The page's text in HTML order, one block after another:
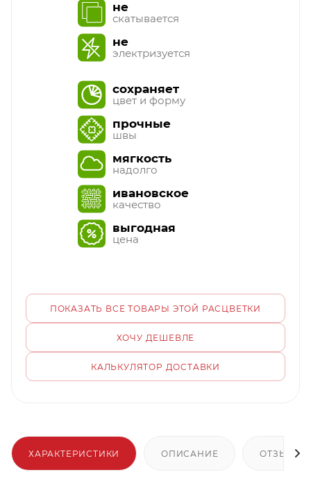
не
скатывается
не
электризуется
сохраняет
цвет и форму
прочные
швы
мягкость
надолго
ивановское
качество
выгодная
цена
ПОКАЗАТЬ ВСЕ ТОВАРЫ ЭТОЙ РАСЦВЕТКИ
ХОЧУ ДЕШЕВЛЕ
КАЛЬКУЛЯТОР ДОСТАВКИ
ХАРАКТЕРИСТИКИ ОПИСАНИЕ ОТЗЫВЫ